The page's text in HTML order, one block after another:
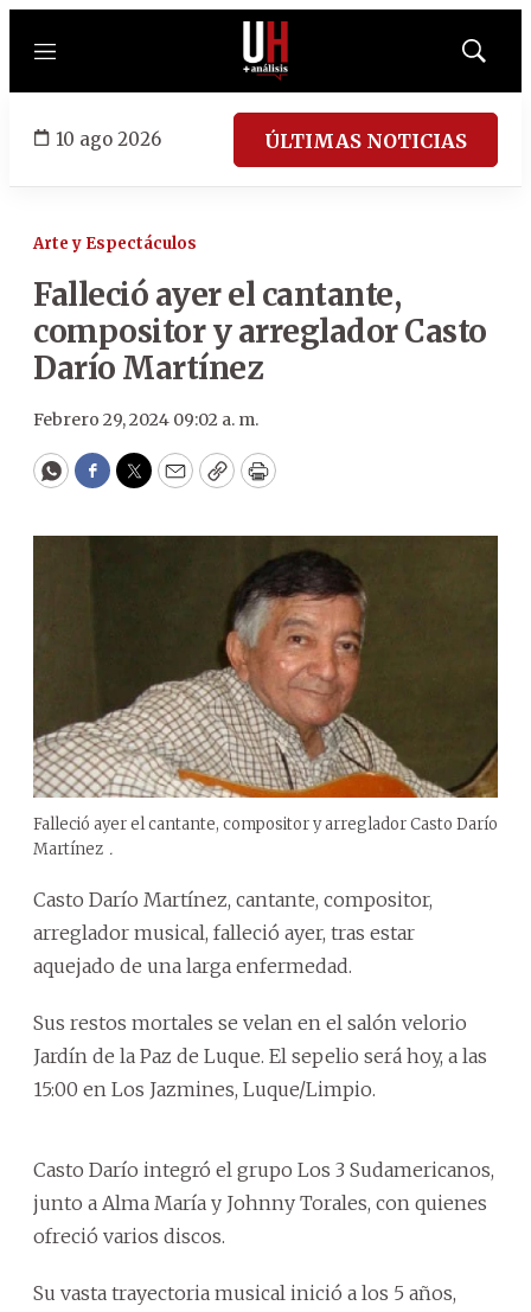
Menú
Mostrar
10 ago 2026 ÚLTIMAS NOTICIAS
Arte y Espectáculos
Falleció ayer el cantante,
compositor y arreglador Casto
Darío Martínez
Febrero 29, 2024 09:02 a. m.
WhatsApp
Facebook
Twitter
EmailCopyPrint
Falleció ayer el cantante, compositor y arreglador Casto Darío
Martínez .
Casto Darío Martínez, cantante, compositor,
arreglador musical, falleció ayer, tras estar
aquejado de una larga enfermedad.
Sus restos mortales se velan en el salón velorio
Jardín de la Paz de Luque. El sepelio será hoy, a las
15:00 en Los Jazmines, Luque/Limpio.
Casto Darío integró el grupo Los 3 Sudamericanos,
junto a Alma María y Johnny Torales, con quienes
ofreció varios discos.
Su vasta trayectoria musical inició a los 5 años,